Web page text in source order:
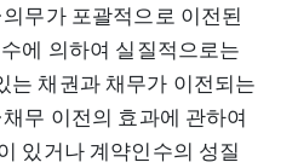
무가 포괄적으로 이전된
에 의하여 실질적으로는
는 채권과 채무가 이전되는
무 이전의 효과에 관하여
있거나 계약인수의 성질